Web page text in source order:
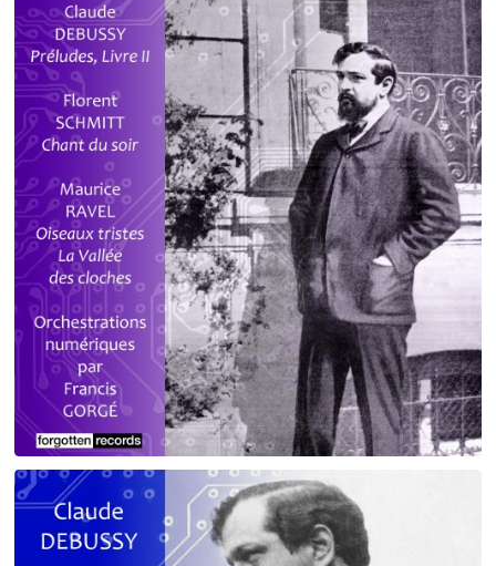
Debussy - Schmitt - Ravel
orchestrations numériques par Francis Gorgé